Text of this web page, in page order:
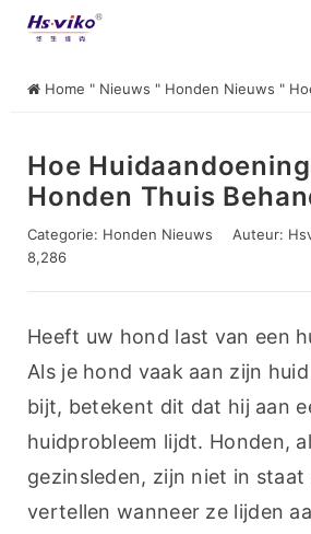
Home " Nieuws " Honden Nieuws " Hoe
Hoe
Honden Thuis
Categorie: Honden Nieuws Auteur:
8,286
Heeft uw hond last van een
Als je hond vaak aan zijn
bijt, betekent dit dat hij aan
huidprobleem lijdt. Honden,
gezinsleden, zijn niet in staat
vertellen wanneer ze lijden